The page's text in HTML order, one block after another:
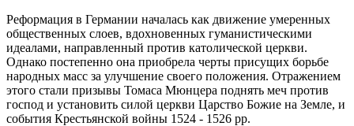
Реформация в Германии началась как движение умеренных
общественных слоев, вдохновенных гуманистическими
идеалами, направленный против католической церкви.
Однако постепенно она приобрела черты присущих борьбе
народных масс за улучшение своего положения. Отражением
этого стали призывы Томаса Мюнцера поднять меч против
господ и установить силой церкви Царство Божие на Земле, и
события Крестьянской войны 1524 - 1526 рр.